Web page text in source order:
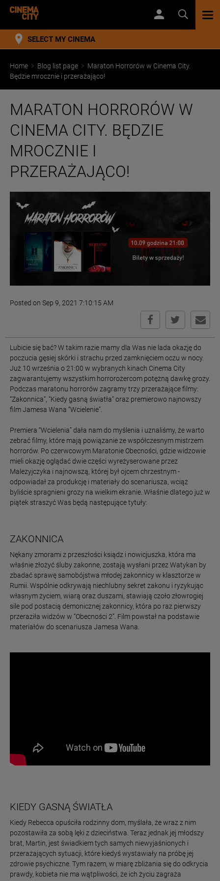
SELECT MY CINEMA
Home Blog list page
Maraton Horrorów w Cinema City.
Będzie mrocznie i przerażająco!
MARATON HORRORÓW W
CINEMA CITY. BĘDZIE
MROCZNIE I
PRZERAŻAJĄCO!
Posted on Sep 9, 2021 7:10:15 AM
Lubicie się bać? W takim razie mamy dla Was nie lada okazję do
poczucia gęsiej skórki i strachu przed zamknięciem oczu w nocy.
Już 10 września o 21:00 w wybranych kinach Cinema City
zagwarantujemy wszystkim horrorożercom potężną dawkę grozy.
Podczas maratonu horrorów zagramy trzy przerażające filmy:
“Zakonnica”, “Kiedy gasną światła” oraz premierowo najnowszy
film Jamesa Wana “Wcielenie”.
Premiera “Wcielenia” dała nam do myślenia i uznaliśmy, że warto
zebrać filmy, które mają powiązanie ze współczesnym mistrzem
horrorów. Po czerwcowym Maratonie Obecności, gdzie widzowie
mieli okazję oglądać dwie części wyreżyserowane przez
Malezyjczyka i najnowszą, której był ojcem chrzestnym -
odpowiadał za produkcję i materiały do scenariusza, wciąż
byliście spragnieni grozy na wielkim ekranie. Właśnie dlatego już w
piątek straszyć Was będą następujące tytuły:
ZAKONNICA
Nękany zmorami z przeszłości ksiądz i nowicjuszka, która ma
właśnie złożyć śluby zakonne, zostają wysłani przez Watykan by
zbadać sprawę samobójstwa młodej zakonnicy w klasztorze w
Rumii. Wspólnie odkrywają niechlubny sekret zakonu i ryzykując
własnym życiem, wiarą oraz duszami, stawiają czoło złowrogiej
sile pod postacią demonicznej zakonnicy, która po raz pierwszy
przeraziła widzów w “Obecności 2”. Film powstał na podstawie
materiałów do scenariusza Jamesa Wana.
KIEDY GASNĄ ŚWIATŁA
Kiedy Rebecca opuściła rodzinny dom, myślała, że wraz z nim
pozostawiła za sobą lęki z dzieciństwa. Teraz jednak jej młodszy
brat, Martin, jest świadkiem tych samych niewyjaśnionych i
przerażających sytuacji, które kiedyś wystawiały na próbę jej
zdrowie psychiczne. Tym razem, w miarę zbliżania się do odkrycia
prawdy, kobieta nie ma wątpliwości, że ich życiu zagraża